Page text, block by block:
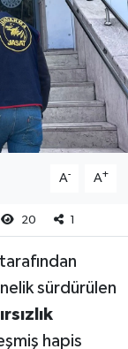
A- A+
20 1
sürdürülen
hapis